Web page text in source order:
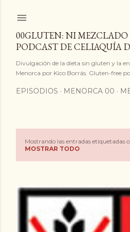
00GLUTEN: NI
PODCAST DE CELIAQUÍA
Divulgación de la dieta sin gluten y la
Menorca por Kico Borrás. Gluten-free
EPISODIOS MENORCA 00
t
Mostrando las entradas etiquetadas
MOSTRAR TODO